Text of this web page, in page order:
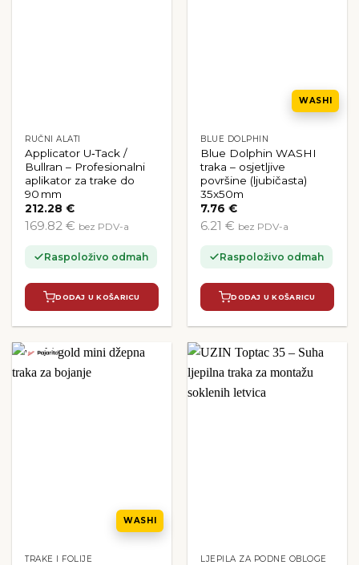
RUČNI ALATI
Applicator U‑Tack /
Bullran – Profesionalni
aplikator za trake do
90 mm
212.28€
169.82 € bez PDV-a
Raspoloživo odmah
DODAJ U KOŠARICU
WASHI
BLUE DOLPHIN
Blue Dolphin WASHI
traka – osjetljive
površine (ljubičasta)
35x50m
7.76€
6.21 € bez PDV-a
Raspoloživo odmah
DODAJ U KOŠARICU
WASHI
TRAKE I FOLIJE LJEPILA ZA PODNE OBLOGE